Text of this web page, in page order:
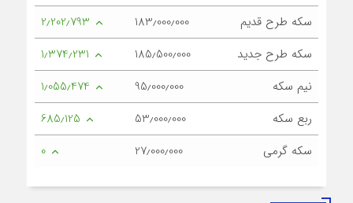
سکه طرح قدیم
183٫000٫000
2٫202٫793
سکه طرح جدید
185٫500٫000
1٫374٫231
نیم سکه
95٫000٫000
1٫055٫474
ربع سکه
53٫000٫000
685٫125
سکه گرمی
27٫000٫000 0